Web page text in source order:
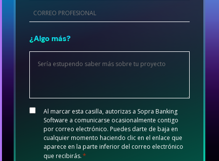
Company
email
¿Algo más?
details
ConsentAl marcar esta casilla, autorizas a Sopra Banking
Software a comunicarse ocasionalmente contigo
por correo electrónico. Puedes darte de baja en
cualquier momento haciendo clic en el enlace que
aparece en la parte inferior del correo electrónico
que recibirás.*